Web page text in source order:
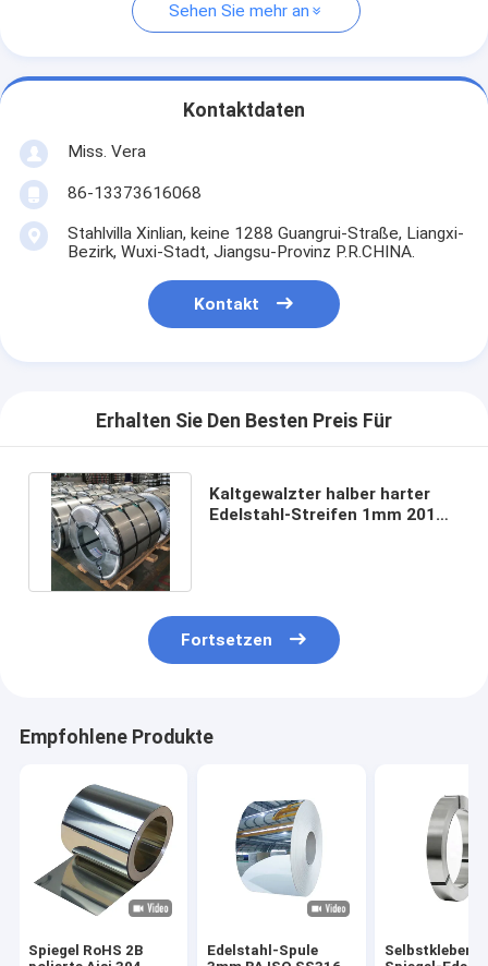
Sehen Sie mehr an
Kontaktdaten
Miss. Vera
86-13373616068
Stahlvilla Xinlian, keine 1288 Guangrui-Straße, Liangxi-
Bezirk, Wuxi-Stadt, Jiangsu-Provinz P.R.CHINA.
Kontakt
Erhalten Sie Den Besten Preis Für
Kaltgewalzter halber harter
Edelstahl-Streifen 1mm 201
Fortsetzen
Empfohlene Produkte
Spiegel RoHS 2B
Edelstahl-Spule